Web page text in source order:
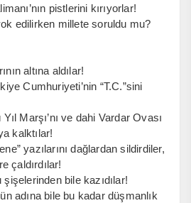
pistlerini kırıyorlar!
edilirken millete soruldu mu?
altına aldılar!
Cumhuriyeti’nin “T.C.”sini
Marşı’nı ve dahi Vardar Ovası
kalktılar!
yazılarını dağlardan sildirdiler,
çaldırdılar!
bile kazıdılar!
adına bile bu kadar düşmanlık